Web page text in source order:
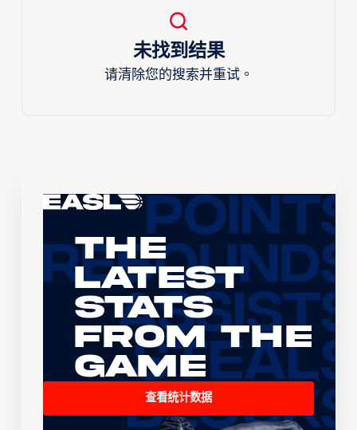
未找到结果
请清除您的搜索并重试。
The
Latest
Stats
From the
Game
查看统计数据